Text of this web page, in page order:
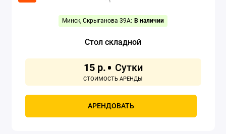
Освещение
Спальные мешки
Туристическая мебель
Минск, Скрыганова 39А: В наличии
Стол складной
15 р.
АРЕНДОВАТЬ